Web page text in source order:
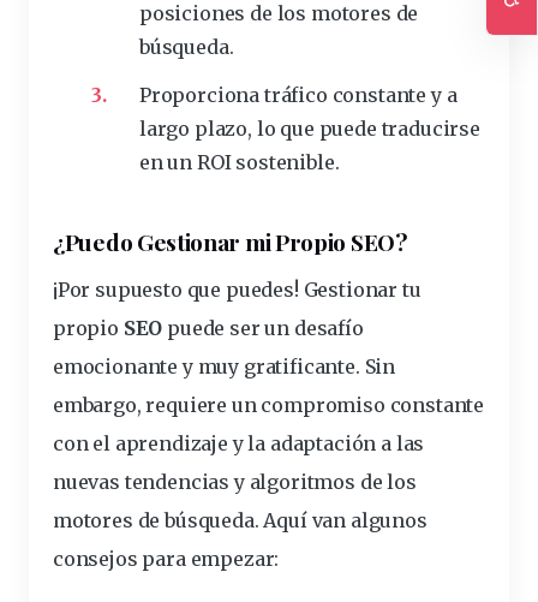
posiciones de los motores de
búsqueda.
Proporciona tráfico constante y a
largo plazo, lo que puede traducirse
en un ROI sostenible.
¿Puedo Gestionar mi Propio SEO?
¡Por supuesto que puedes! Gestionar tu
propio SEO puede ser un desafío
emocionante y muy gratificante. Sin
embargo, requiere un compromiso constante
con el aprendizaje y la adaptación a las
nuevas tendencias y algoritmos de los
motores de búsqueda. Aquí van algunos
consejos para empezar: